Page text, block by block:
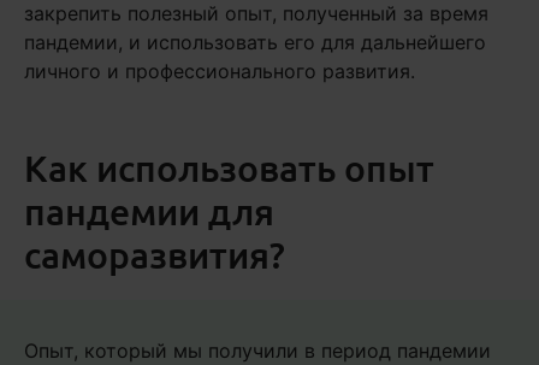
закрепить полезный опыт, полученный за время
пандемии, и использовать его для дальнейшего
личного и профессионального развития.
Как использовать опыт
пандемии для
саморазвития?
Опыт, который мы получили в период пандемии